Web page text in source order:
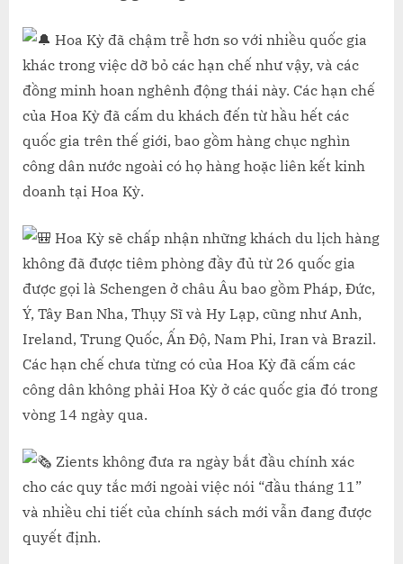
2
XIN
Hoa Kỳ đã chậm trễ hơn so với nhiều quốc gia
khác trong việc dỡ bỏ các hạn chế như vậy, và các
đồng minh hoan nghênh động thái này. Các hạn chế
của Hoa Kỳ đã cấm du khách đến từ hầu hết các
quốc gia trên thế giới, bao gồm hàng chục nghìn
công dân nước ngoài có họ hàng hoặc liên kết kinh
doanh tại Hoa Kỳ.
Hoa Kỳ sẽ chấp nhận những khách du lịch hàng
không đã được tiêm phòng đầy đủ từ 26 quốc gia
được gọi là Schengen ở châu Âu bao gồm Pháp, Đức,
Ý, Tây Ban Nha, Thụy Sĩ và Hy Lạp, cũng như Anh,
Ireland, Trung Quốc, Ấn Độ, Nam Phi, Iran và Brazil.
Các hạn chế chưa từng có của Hoa Kỳ đã cấm các
công dân không phải Hoa Kỳ ở các quốc gia đó trong
vòng 14 ngày qua.
Zients không đưa ra ngày bắt đầu chính xác
cho các quy tắc mới ngoài việc nói “đầu tháng 11”
và nhiều chi tiết của chính sách mới vẫn đang được
quyết định.